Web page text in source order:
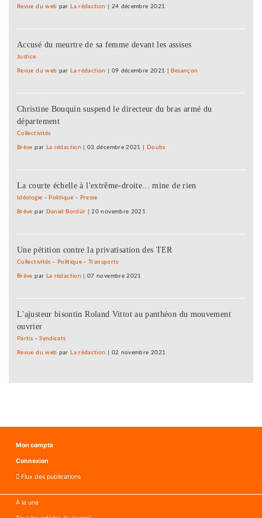
Revue du web par La rédaction 24 décembre 2021
Accusé du meurtre de sa femme devant les assises
Justice
Revue du web par La rédaction 09 décembre 2021 Besançon
Christine Bouquin suspend le directeur du bras armé du
département
Collectivités
Brève par La rédaction |03 décembre 2021 Doubs
La courte échelle à l'extrême-droite... mine de rien
Idéologie - Politique - Presse
Brève par Daniel Bordür |20 novembre 2021
Une pétition contre la privatisation des TER
Collectivités - Politique -Transports
Brève par La rédaction |07 novembre 2021
L'ajusteur bisontin Roland Vittot au panthéon du mouvement
ouvrier
Partis -Syndicats
Revue du web par La rédaction 02 novembre 2021
Mon compte
Connexion
Flux des publications
À la une